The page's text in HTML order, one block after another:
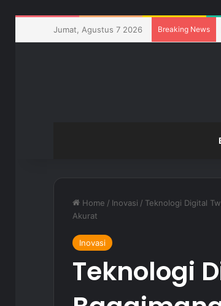
Jumat, Agustus 7 2026 Breaking News
Home / Inovasi / Teknologi Digital
Akurat
Inovasi
Teknologi